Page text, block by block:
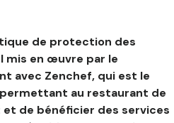
de protection des
mis en œuvre par le
avec Zenchef, qui est le
au restaurant de
de bénéficier des services